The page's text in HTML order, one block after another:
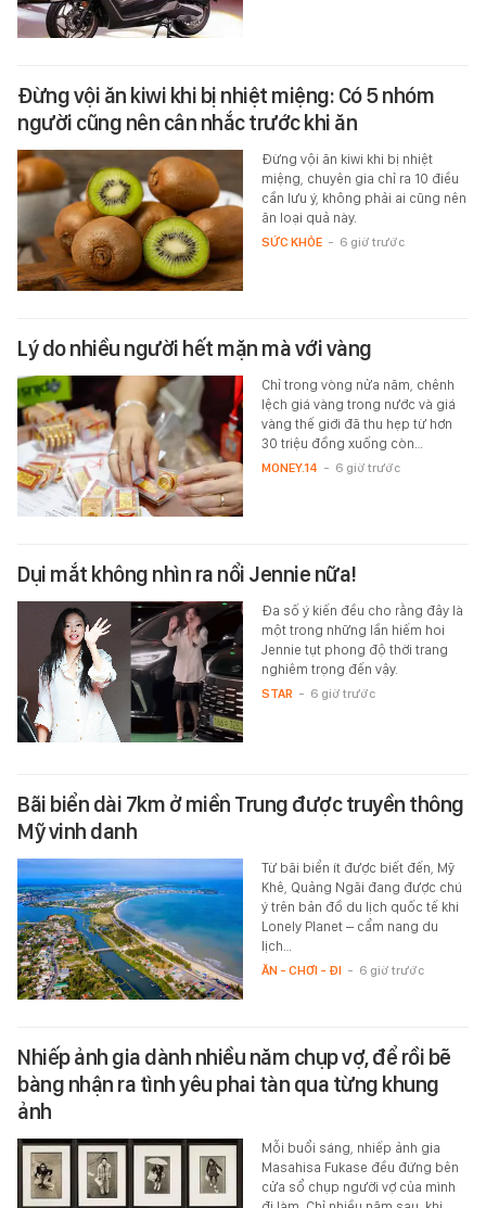
Đừng vội ăn kiwi khi bị nhiệt miệng: Có 5 nhóm
người cũng nên cân nhắc trước khi ăn
Đừng vội ăn kiwi khi bị nhiệt
miệng, chuyên gia chỉ ra 10 điều
cần lưu ý, không phải ai cũng nên
ăn loại quả này.
SỨC KHỎE - 6 giờ trước
Lý do nhiều người hết mặn mà với vàng
Chỉ trong vòng nửa năm, chênh
lệch giá vàng trong nước và giá
vàng thế giới đã thu hẹp từ hơn
30 triệu đồng xuống còn…
MONEY.14 - 6 giờ trước
Dụi mắt không nhìn ra nổi Jennie nữa!
Đa số ý kiến đều cho rằng đây là
một trong những lần hiếm hoi
Jennie tụt phong độ thời trang
nghiêm trọng đến vậy.
STAR - 6 giờ trước
Bãi biển dài 7km ở miền Trung được truyền thông
Mỹ vinh danh
Từ bãi biển ít được biết đến, Mỹ
Khê, Quảng Ngãi đang được chú
ý trên bản đồ du lịch quốc tế khi
Lonely Planet – cẩm nang du
lịch…
ĂN - CHƠI - ĐI - 6 giờ trước
Nhiếp ảnh gia dành nhiều năm chụp vợ, để rồi bẽ
bàng nhận ra tình yêu phai tàn qua từng khung
ảnh
Mỗi buổi sáng, nhiếp ảnh gia
Masahisa Fukase đều đứng bên
cửa sổ chụp người vợ của mình